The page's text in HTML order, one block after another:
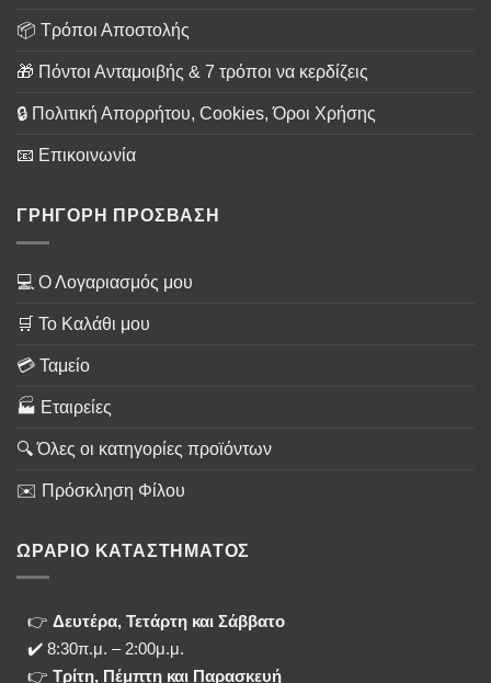
📦 Τρόποι Αποστολής
🎁 Πόντοι Ανταμοιβής & 7 τρόποι να κερδίζεις
🔒 Πολιτική Απορρήτου, Cookies, Όροι Χρήσης
📧 Επικοινωνία
ΓΡΗΓΟΡΗ ΠΡΟΣΒΑΣΗ
💻 Ο Λογαριασμός μου
🛒 Το Καλάθι μου
💳 Ταμείο
🏭 Εταιρείες
🔍 Όλες οι κατηγορίες προϊόντων
✉️ Πρόσκληση Φίλου
ΩΡΑΡΙΟ ΚΑΤΑΣΤΗΜΑΤΟΣ
👉 Δευτέρα, Τετάρτη και Σάββατο
✔️ 8:30π.μ. – 2:00μ.μ.
👉 Τρίτη, Πέμπτη και Παρασκευή